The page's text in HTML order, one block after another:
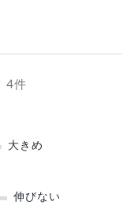
4件
大きめ
伸びない